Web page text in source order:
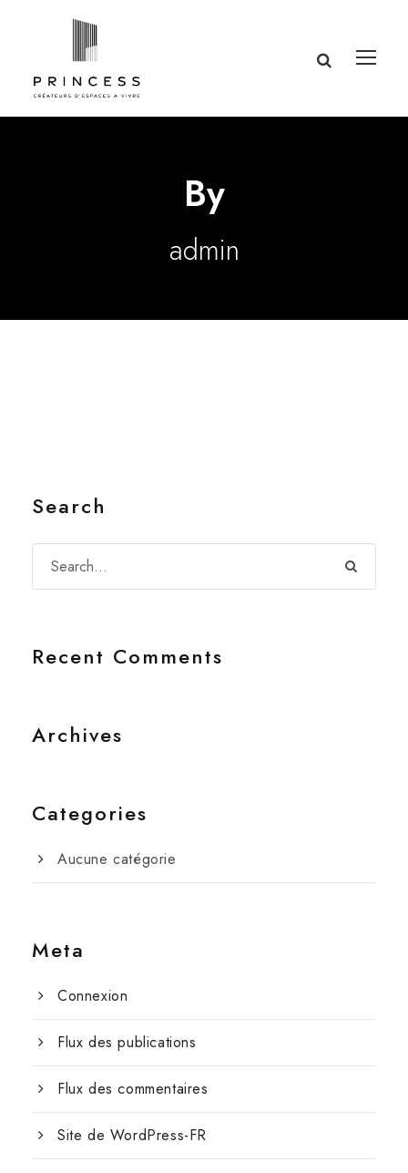
By
admin
Search
Recent Comments
Archives
Categories
Aucune catégorie
Meta
Connexion
Flux des publications
Flux des commentaires
Site de WordPress-FR